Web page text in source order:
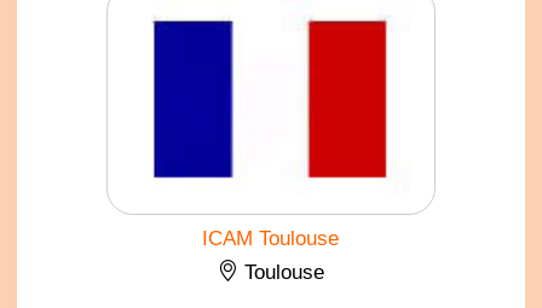
ICAM Toulouse
Toulouse